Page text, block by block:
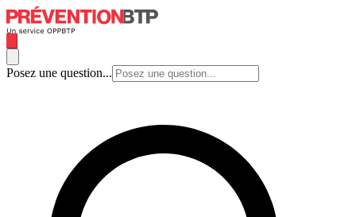
Posez une question...